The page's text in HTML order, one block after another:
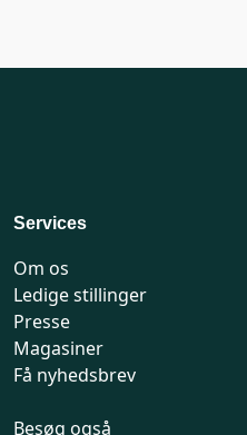
Services
Om os
Ledige stillinger
Presse
Magasiner
Få nyhedsbrev
Besøg også